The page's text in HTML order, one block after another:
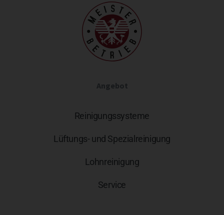
Angebot
Reinigungssysteme
Lüftungs- und Spezialreinigung
Lohnreinigung
Service